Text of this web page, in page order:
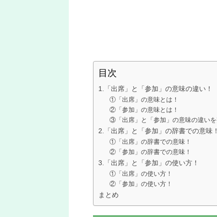
目次
1.「出席」と「参加」の意味の違い！
①「出席」の意味とは！
②「参加」の意味とは！
③「出席」と「参加」の意味の違いを
2.「出席」と「参加」の辞書での意味！
①「出席」の辞書での意味！
②「参加」の辞書での意味！
3.「出席」と「参加」の使い方！
①「出席」の使い方！
②「参加」の使い方！
まとめ